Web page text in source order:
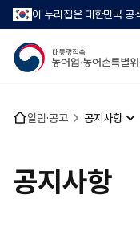
이 누리집은 대한민국 공
홈 알림·공고 공지사항
공지사항